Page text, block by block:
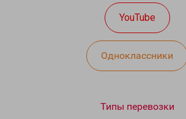
YouTube
Одноклассники
Типы перевозки